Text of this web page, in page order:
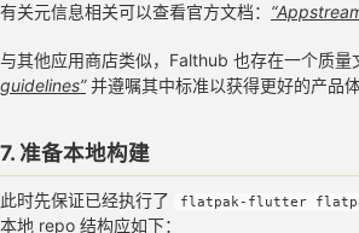
有关元信息相关可以查看官方文档：
与其他应用商店类似，Falthub 也存在一个质量
guidelines”并遵嘱其中标准以获得更好的产品体
7. 准备本地构建
此时先保证已经执行了 flatpak-flutter
本地 repo 结构应如下：